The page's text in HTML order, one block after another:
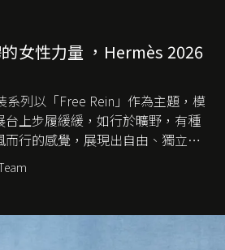
女性力量 ，Hermès 2026
系列以「Free Rein」作為主題，模
上步履緩緩，如行於曠野，有種
行的感覺，展現出自由、獨立與